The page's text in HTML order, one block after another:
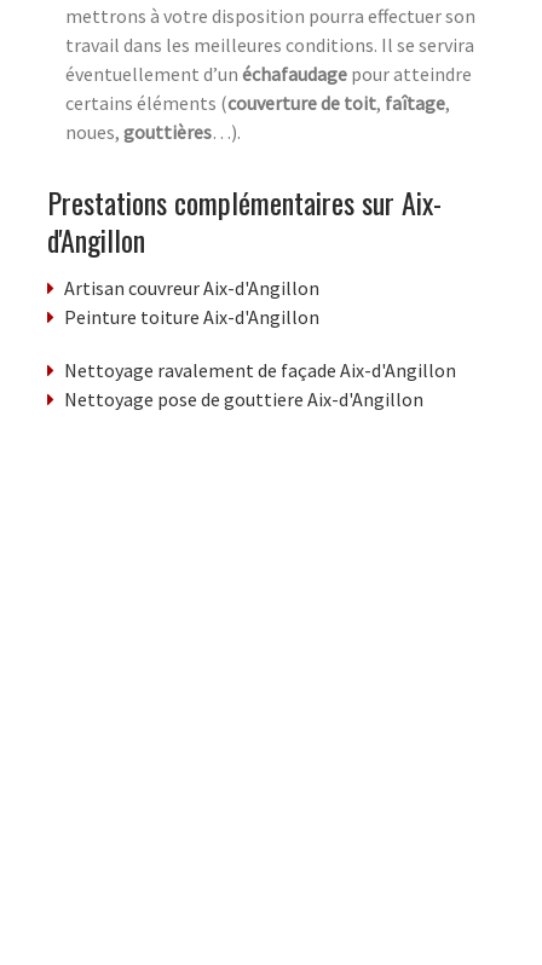
mettrons à votre disposition pourra effectuer son
travail dans les meilleures conditions. Il se servira
éventuellement d’un échafaudage pour atteindre
certains éléments (couverture de toit, faîtage,
noues, gouttières…).
Prestations complémentaires sur Aix-
d'Angillon
Artisan couvreur Aix-d'Angillon
Peinture toiture Aix-d'Angillon
Nettoyage ravalement de façade Aix-d'Angillon
Nettoyage pose de gouttiere Aix-d'Angillon